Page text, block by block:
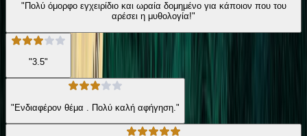
"Πολύ όμορφο εγχειρίδιο και ωραία δομημένο για κάποιον που του
αρέσει η μυθολογία!"
"3.5"
"Ενδιαφέρον θέμα . Πολύ καλή αφήγηση."